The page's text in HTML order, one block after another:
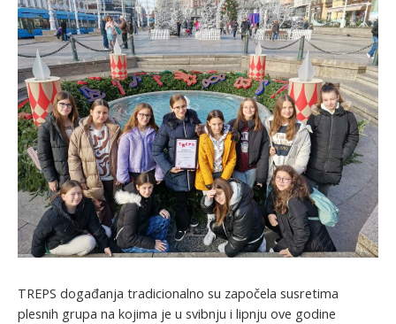
TREPS događanja tradicionalno su započela susretima
plesnih grupa na kojima je u svibnju i lipnju ove godine